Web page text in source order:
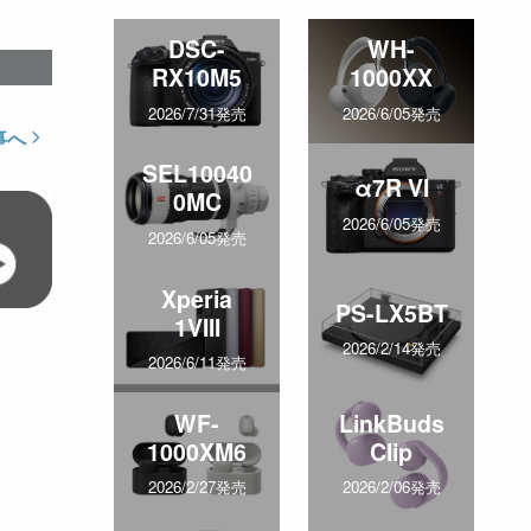
へ
DSC-
RX10M5
2026/7/31発売
WH-
1000XX
2026/6/05発売
SEL10040
0MC
2026/6/05発売
α7R VI
2026/6/05発売
Xperia
1VIII
2026/6/11発売
PS-LX5BT
2026/2/14発売
WF-
1000XM6
2026/2/27発売
LinkBuds
Clip
2026/2/06発売